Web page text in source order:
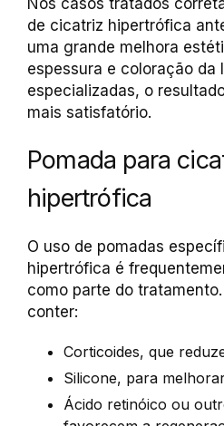
Nos casos tratados
de cicatriz hipertrófica
uma grande melhora
espessura e coloração da
especializadas, o
mais satisfatório.
Pomada para
hipertrófica
O uso de pomadas
hipertrófica é
como parte do
conter:
Corticoides, que
Silicone, para
Ácido retinóico ou